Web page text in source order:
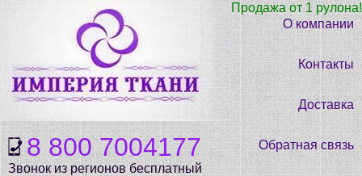
8 800 7004177
Звонок из регионов бесплатный
Продажа от 1 рулона!
О компании
Контакты
Доставка
Обратная связь